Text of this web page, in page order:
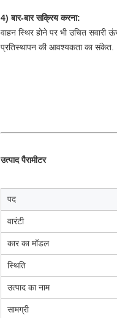
4) बार-बार सक्रिय करना:
वाहन स्थिर होने पर भी उचित
प्रतिस्थापन की आवश्यकता का संकेत.
उत्पाद पैरामीटर
पद
वारंटी
कार का मॉडल
स्थिति
उत्पाद का नाम
सामग्री